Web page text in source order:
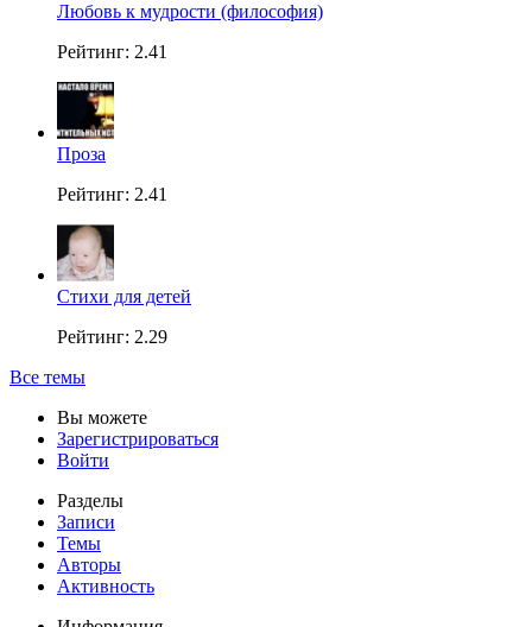
Любовь к мудрости (философия)
Рейтинг: 2.41
Проза
Рейтинг: 2.41
Стихи для детей
Рейтинг: 2.29
Все темы
Вы можете
Зарегистрироваться
Войти
Разделы
Записи
Темы
Авторы
Активность